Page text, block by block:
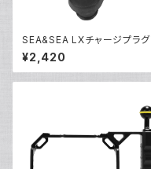
SEA&SEA LXチャージプラグ
[09138/09139]
¥2,420